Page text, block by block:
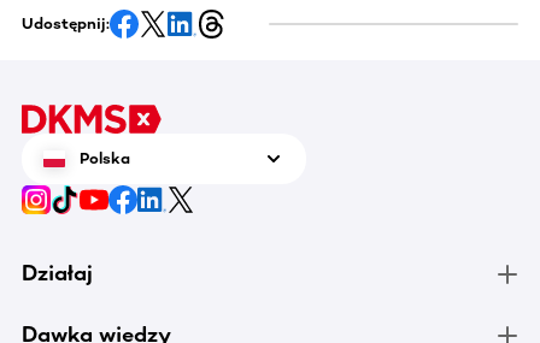
Udostępnij:
Polska
Działaj
Dawka wiedzy